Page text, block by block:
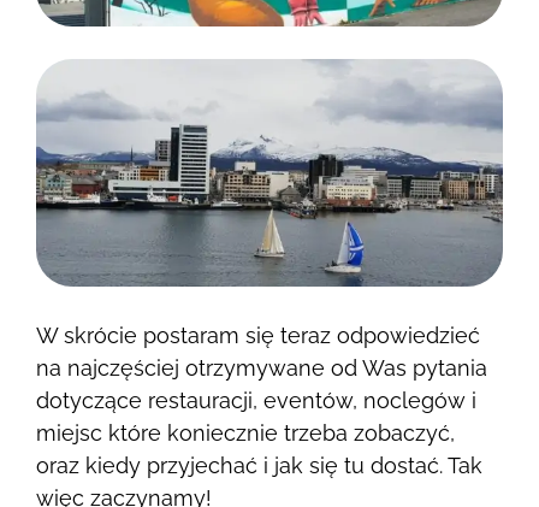
W skrócie postaram się teraz odpowiedzieć
na najczęściej otrzymywane od Was pytania
dotyczące restauracji, eventów, noclegów i
miejsc które koniecznie trzeba zobaczyć,
oraz kiedy przyjechać i jak się tu dostać. Tak
więc zaczynamy!